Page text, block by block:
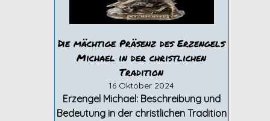
Die mächtige Präsenz des Erzengels
Michael in der christlichen
Tradition
16 Oktober 2024
Erzengel Michael: Beschreibung und
Bedeutung in der christlichen Tradition